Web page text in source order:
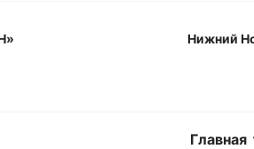
Нижний
Главная